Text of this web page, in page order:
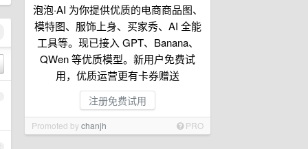
泡泡·AI 为你提供优质的电商商品图、
模特图、服饰上身、买家秀、AI 全能
工具等。现已接入 GPT、Banana、
QWen 等优质模型。新用户免费试
用，优质运营更有卡券赠送
注册免费试用
Promoted bychanjh PRO